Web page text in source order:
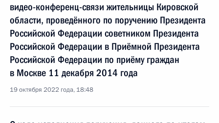
видео-конференц-связи жительницы Кировской
области, проведённого по поручению Президента
Российской Федерации советником Президента
Российской Федерации в Приёмной Президента
Российской Федерации по приёму граждан
в Москве 11 декабря 2014 года
19 октября 2022 года, 18:48